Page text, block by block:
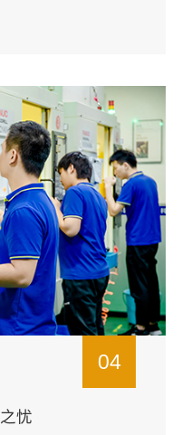
04
忧